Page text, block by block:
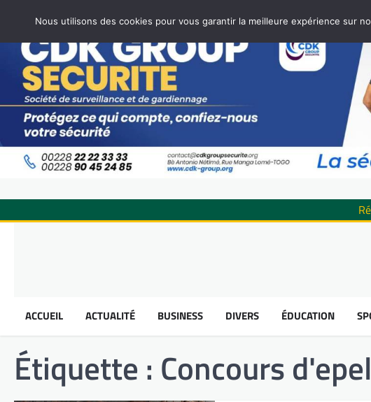
ACCUEIL ACTUALITÉ BUSINESS DIVERS ÉDUCATION
Étiquette : Concours
Nous utilisons des cookies pour vous garantir la meilleure expérience sur